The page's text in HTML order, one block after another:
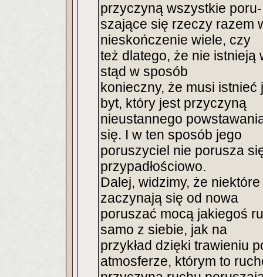
przyczyną wszystkie poru-
szające się rzeczy razem
nieskończenie wiele, czy
też dlatego, że nie
stąd w sposób
konieczny, że musi
byt, który jest przyczyną
nieustannego
się. I w ten sposób jego
poruszyciel nie porusza
przypadłościowo.
Dalej, widzimy, że
zaczynają się od nowa
poruszać mocą jakiegoś
samo z siebie, jak na
przykład dzięki trawieniu
atmosferze, którym to